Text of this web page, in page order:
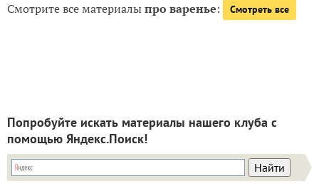
Смотрите все материалыпро варенье: Смотреть все
Попробуйте искать материалы нашего клуба с
помощью Яндекс.Поиск!